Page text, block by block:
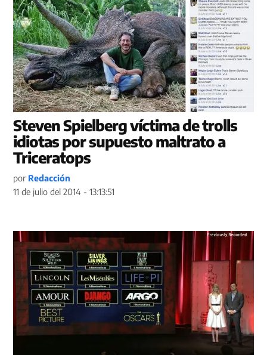
Steven Spielberg víctima de trolls
idiotas por supuesto maltrato a
Triceratops
por Redacción
11 de julio del 2014 - 13:13:51